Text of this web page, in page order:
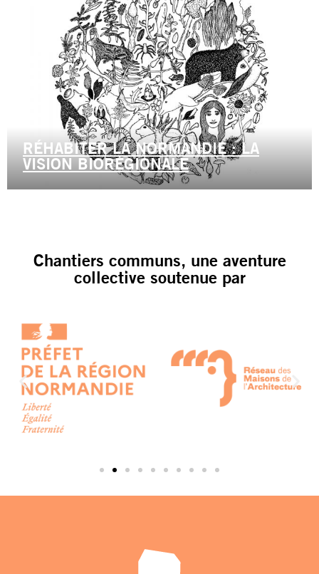
RÉHABITER LA NORMANDIE : LA
VISION BIORÉGIONALE
Chantiers communs, une aventure
collective soutenue par